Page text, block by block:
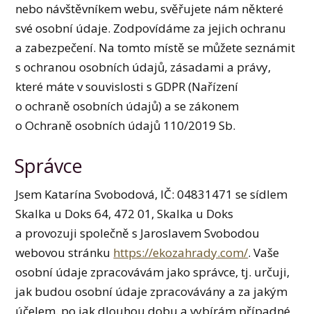
nebo návštěvníkem webu, svěřujete nám některé
své osobní údaje. Zodpovídáme za jejich ochranu
a zabezpečení. Na tomto místě se můžete seznámit
s ochranou osobních údajů, zásadami a právy,
které máte v souvislosti s GDPR (Nařízení
o ochraně osobních údajů) a se zákonem
o Ochraně osobních údajů 110/2019 Sb.
Správce
Jsem Katarína Svobodová, IČ: 04831471 se sídlem
Skalka u Doks 64, 472 01, Skalka u Doks
a provozuji společně s Jaroslavem Svobodou
webovou stránku https://ekozahrady.com/. Vaše
osobní údaje zpracovávám jako správce, tj. určuji,
jak budou osobní údaje zpracovávány a za jakým